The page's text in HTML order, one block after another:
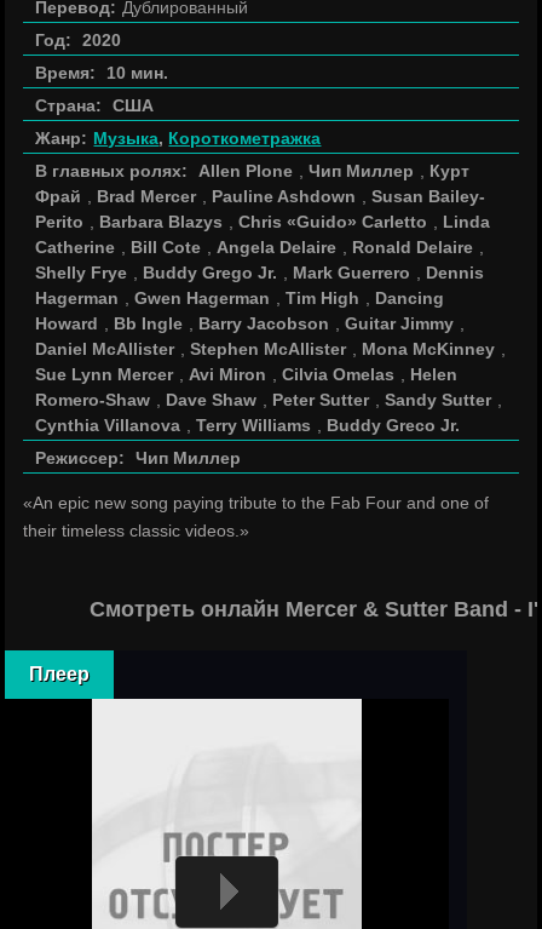
Перевод: Дублированный
Год:
2020
Время:
10 мин.
Страна:
США
Жанр: Музыка, Короткометражка
В главных ролях:
Allen Plone ,Чип Миллер
Курт
Фрай
Brad Mercer Pauline Ashdown ,Susan Bailey-
Perito
Barbara Blazys ,Chris «Guido» Carletto
Linda
Catherine
Bill Cote Angela Delaire Ronald Delaire
Shelly Frye
Buddy Grego Jr. Mark Guerrero
Dennis
Hagerman
,Gwen Hagerman ,Tim High
Dancing
Howard
Bb Ingle Barry Jacobson ,Guitar Jimmy
Daniel McAllister
,Stephen McAllister Mona McKinney
Sue Lynn Mercer
Avi Miron ,Cilvia Omelas
Helen
Romero-Shaw
Dave Shaw Peter Sutter ,Sandy Sutter
Cynthia Villanova
,Terry Williams
Buddy Greco Jr.
Режиссер:
Чип Миллер
«An epic new song paying tribute to the Fab Four and one of
their timeless classic videos.»
Смотреть онлайн Mercer & Sutter Band -
Плеер